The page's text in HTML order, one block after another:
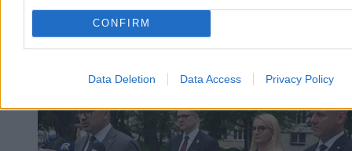
CONFIRM
Data Deletion Data Access Privacy Policy